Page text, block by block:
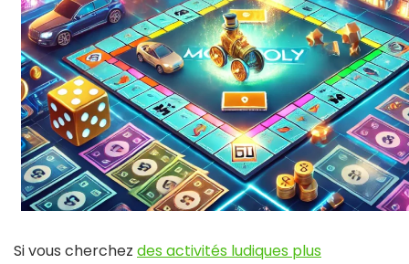
Si vous cherchez des activités ludiques plus